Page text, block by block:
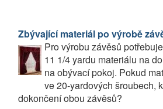
Zbývající materiál po výrobě
Pro výrobu závěsů
11 1/4 yardu materiálu na
na obývací pokoj. Pokud
ve 20-yardových šroubech,
dokončení obou závěsů?